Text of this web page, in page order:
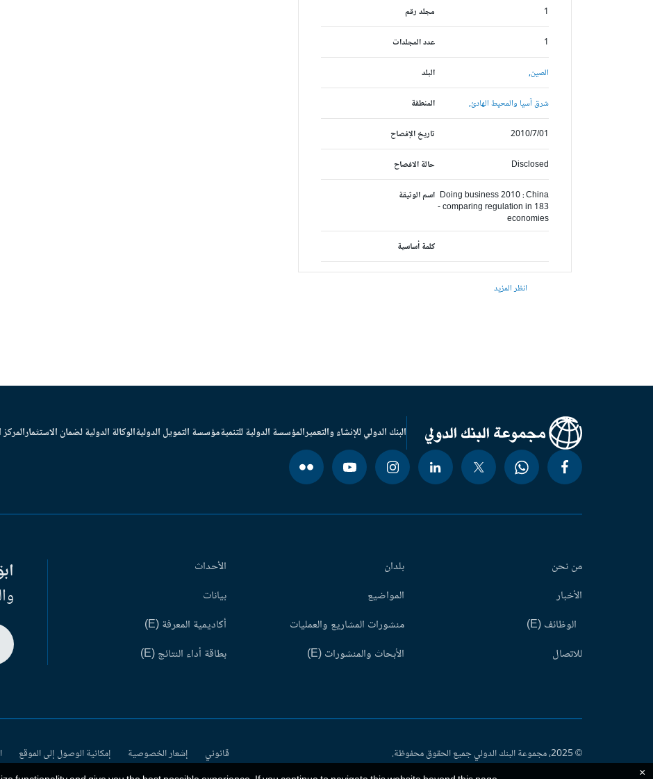
مجلد رقم 1
عدد المجلدات 1
البلد الصين,
المنطقة شرق آسيا والمحيط الهادئ,
تاريخ الإفصاح 2010/7/01
حالة الافصاح Disclosed
اسم الوثيقة Doing business 2010 : China
- comparing regulation in 183
economies
كلمة أساسية
انظر المزيد
البنك الدولي للإنشاء والتعميرالمؤسسة الدولية للتنميةمؤسسة التمويل الدوليةالوكالة الدولية لضمان الاستثمار
من نحن
الأخبار
الوظائف (E)
للاتصال
بلدان
المواضيع
منشورات المشاريع والعمليات
الأبحاث والمنشورات (E)
الأحداث
بيانات
أكاديمية المعرفة (E)
بطاقة أداء النتائج (E)
© 2025، مجموعة البنك الدولي جميع الحقوق محفوظة. قانوني إشعار الخصوصية إمكانية الوصول إلى الموقع
×